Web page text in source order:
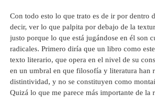
Con todo esto lo que trato es de ir por dentro
decir, ver lo que palpita por debajo de la
justo porque lo que está jugándose en él son
radicales. Primero diría que un libro como
texto literario, que opera en el nivel de su
en un umbral en que filosofía y literatura han
distintividad, y no se constituyen como
Quizá lo que me parece más importante de la